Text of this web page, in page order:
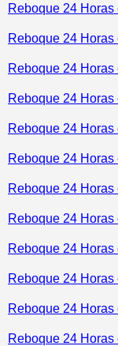
Reboque 24
Reboque 24
Reboque 24 Horas
Reboque 24
Reboque 24 Horas
Reboque 24
Reboque 24
Reboque 24
Reboque 24
Reboque 24
Reboque 24
Reboque 24